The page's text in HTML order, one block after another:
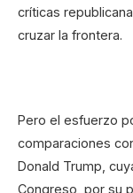
críticas
cruzar la frontera.
Pero el esfuerzo
comparaciones
Donald Trump,
Congreso, por su